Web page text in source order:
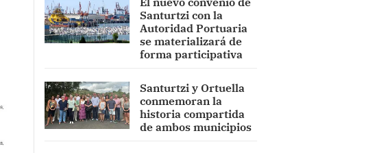
Santurtzi con la
Autoridad Portuaria
se materializará de
forma participativa
Santurtzi y Ortuella
conmemoran la
historia compartida
de ambos municipios